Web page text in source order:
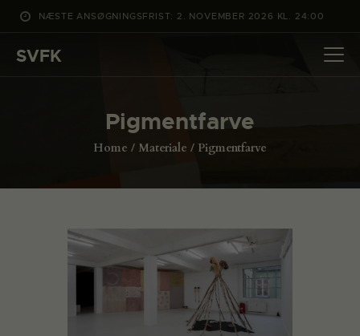
NÆSTE ANSØGNINGSFRIST: 2. NOVEMBER 2026 KL. 24:00
SVFK
Pigmentfarve
Home Materiale Pigmentfarve
DET SKER
PROJEKTER
ANSØG
ENGLISH